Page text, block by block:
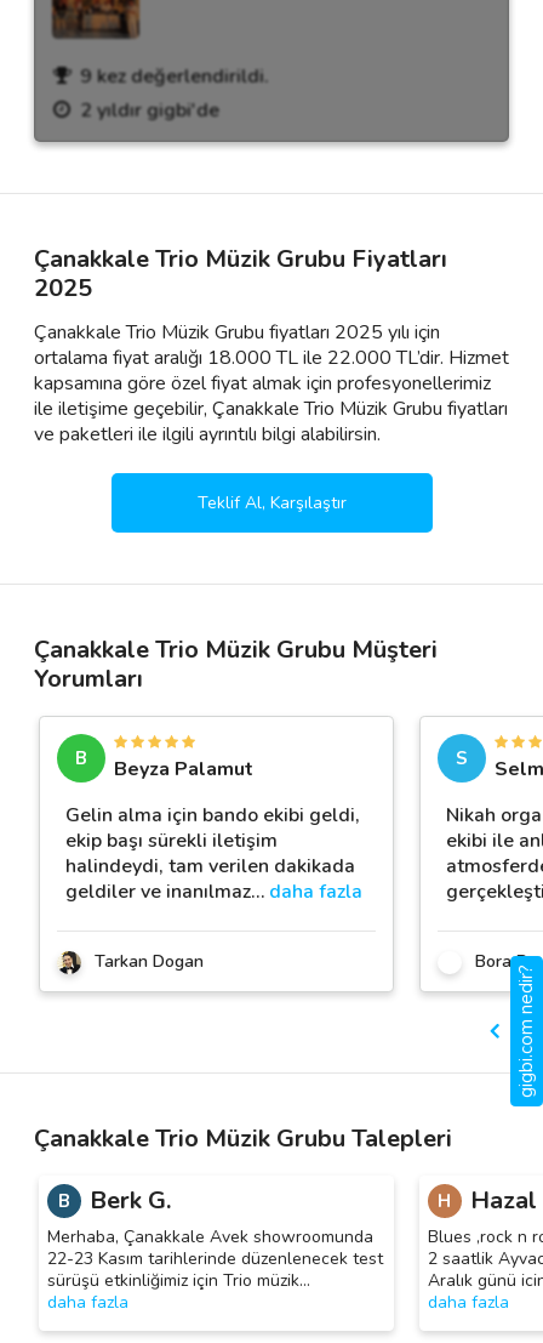
9 kez değerlendirildi.
2 yıldır gigbi'de
Çanakkale Trio Müzik Grubu Fiyatları
2025
Çanakkale Trio Müzik Grubu fiyatları 2025 yılı için
ortalama fiyat aralığı 18.000 TL ile 22.000 TL’dir. Hizmet
kapsamına göre özel fiyat almak için profesyonellerimiz
ile iletişime geçebilir, Çanakkale Trio Müzik Grubu fiyatları
ve paketleri ile ilgili ayrıntılı bilgi alabilirsin.
Teklif Al, Karşılaştır
Çanakkale Trio Müzik Grubu Müşteri
Yorumları
B
Beyza Palamut
Gelin alma için bando ekibi geldi,
ekip başı sürekli iletişim
halindeydi, tam verilen dakikada
geldiler ve inanılmaz… daha fazla
Tarkan Dogan
S
Nikah
ekibi ile
Bora B.
Çanakkale Trio Müzik Grubu Talepleri
B Berk G.
Merhaba, Çanakkale Avek showroomunda
22-23 Kasım tarihlerinde düzenlenecek test
sürüşü etkinliğimiz için Trio müzik…
daha fazla
H Hazal
Blues ,rock n
2 saatlik
Aralık günü
daha fazla
gigbi.com nedir?